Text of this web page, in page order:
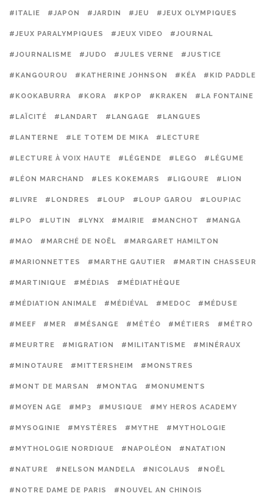
#ITALIE #JAPON #JARDIN #JEU #JEUX OLYMPIQUES
#JEUX PARALYMPIQUES #JEUX VIDEO #JOURNAL
#JOURNALISME #JUDO #JULES VERNE #JUSTICE
#KANGOUROU #KATHERINE JOHNSON #KÉA #KID PADDLE
#KOOKABURRA #KORA #KPOP #KRAKEN #LA FONTAINE
#LAÏCITÉ #LANDART #LANGAGE #LANGUES
#LANTERNE #LE TOTEM DE MIKA #LECTURE
#LECTURE À VOIX HAUTE #LÉGENDE #LEGO #LÉGUME
#LÉON MARCHAND #LES KOKEMARS #LIGOURE #LION
#LIVRE #LONDRES #LOUP #LOUP GAROU #LOUPIAC
#LPO #LUTIN #LYNX #MAIRIE #MANCHOT #MANGA
#MAO #MARCHÉ DE NOËL #MARGARET HAMILTON
#MARIONNETTES #MARTHE GAUTIER #MARTIN CHASSEUR
#MARTINIQUE #MÉDIAS #MÉDIATHÈQUE
#MÉDIATION ANIMALE #MÉDIÉVAL #MEDOC #MÉDUSE
#MEEF #MER #MÉSANGE #MÉTÉO #MÉTIERS #MÉTRO
#MEURTRE #MIGRATION #MILITANTISME #MINÉRAUX
#MINOTAURE #MITTERSHEIM #MONSTRES
#MONT DE MARSAN #MONTAG #MONUMENTS
#MOYEN AGE #MP3 #MUSIQUE #MY HEROS ACADEMY
#MYSOGINIE #MYSTÈRES #MYTHE #MYTHOLOGIE
#MYTHOLOGIE NORDIQUE #NAPOLÉON #NATATION
#NATURE #NELSON MANDELA #NICOLAUS #NOËL
#NOTRE DAME DE PARIS #NOUVEL AN CHINOIS